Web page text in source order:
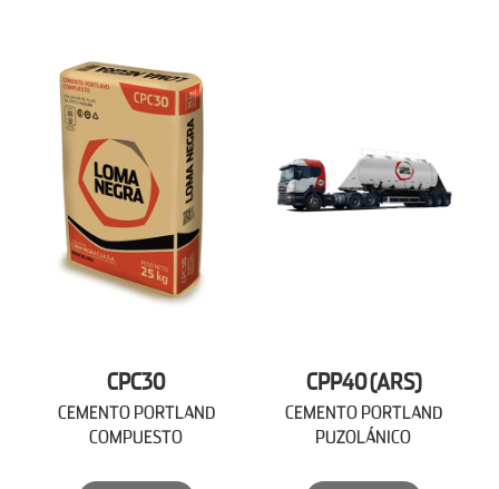
CPC30
CEMENTO PORTLAND
COMPUESTO
CPP40 (ARS)
CEMENTO PORTLAND
PUZOLÁNICO